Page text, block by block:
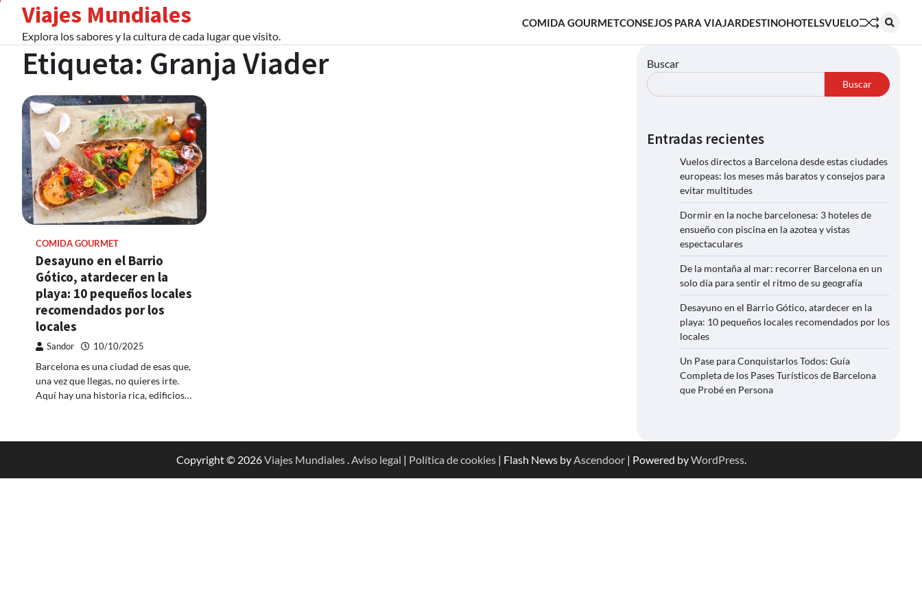
content
Viajes Mundiales
Explora los sabores y la cultura de cada lugar que visito.
COMIDA GOURMETCONSEJOS PARA VIAJARDESTINOHOTELSVUELO
Etiqueta: Granja Viader
COMIDA GOURMET
Desayuno en el Barrio
Gótico, atardecer en la
playa: 10 pequeños locales
recomendados por los
locales
Sandor 10/10/2025
Barcelona es una ciudad de esas que,
una vez que llegas, no quieres irte.
Aquí hay una historia rica, edificios…
Buscar
Buscar
Entradas recientes
Vuelos directos a Barcelona desde estas ciudades
europeas: los meses más baratos y consejos para
evitar multitudes
Dormir en la noche barcelonesa: 3 hoteles de
ensueño con piscina en la azotea y vistas
espectaculares
De la montaña al mar: recorrer Barcelona en un
solo día para sentir el ritmo de su geografía
Desayuno en el Barrio Gótico, atardecer en la
playa: 10 pequeños locales recomendados por los
locales
Un Pase para Conquistarlos Todos: Guía
Completa de los Pases Turísticos de Barcelona
que Probé en Persona
Copyright © 2026Viajes Mundiales.Aviso legal | Política de cookies| Flash News byAscendoor| Powered byWordPress.